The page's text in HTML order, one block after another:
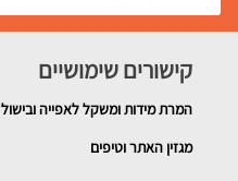
קישורים שימושיים
המרת מידות ומשקל לאפייה ובישול
מגזין האתר וטיפים